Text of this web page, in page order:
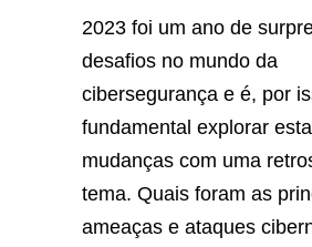
2023 foi um ano de
desafios no mundo da
cibersegurança e é, por
fundamental explorar
mudanças com uma
tema. Quais foram as
ameaças e ataques